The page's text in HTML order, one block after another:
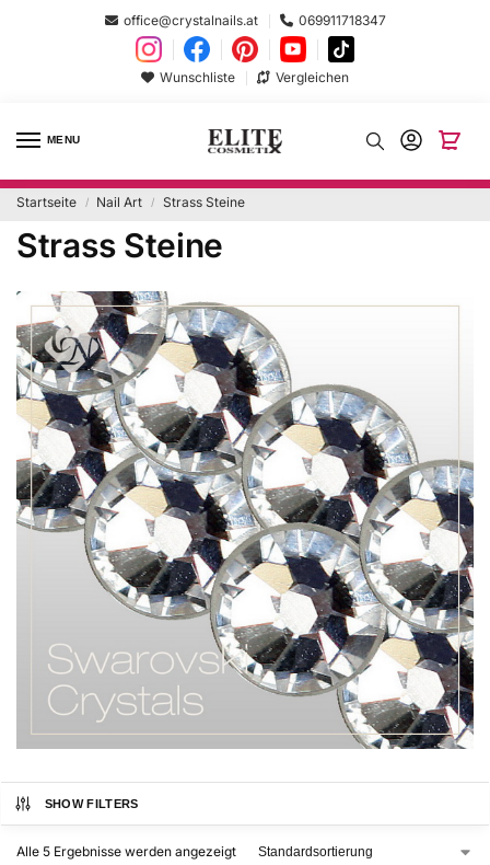
office@crystalnails.at 069911718347
Wunschliste Vergleichen
MENU
Startseite / Nail Art / Strass Steine
Strass Steine
SHOW FILTERS
Alle 5 Ergebnisse werden angezeigt